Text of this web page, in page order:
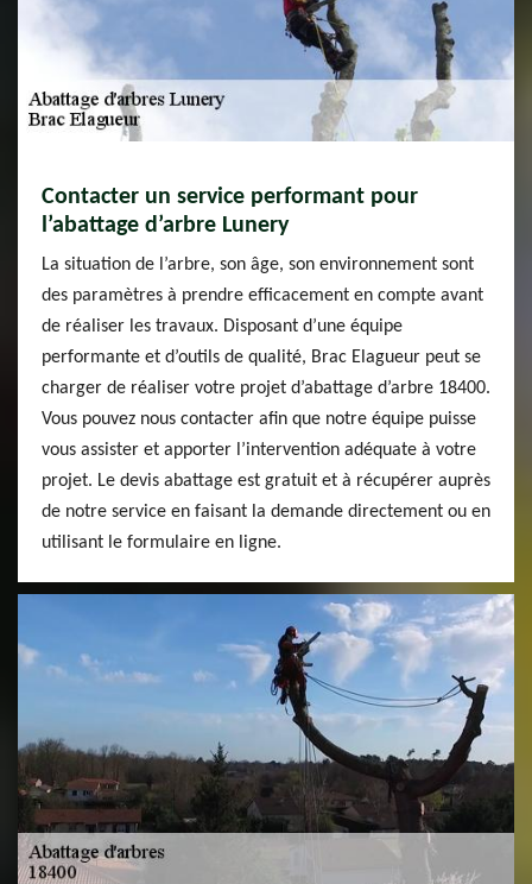
Contacter un service performant pour
l’abattage d’arbre Lunery
La situation de l’arbre, son âge, son environnement sont
des paramètres à prendre efficacement en compte avant
de réaliser les travaux. Disposant d’une équipe
performante et d’outils de qualité, Brac Elagueur peut se
charger de réaliser votre projet d’abattage d’arbre 18400.
Vous pouvez nous contacter afin que notre équipe puisse
vous assister et apporter l’intervention adéquate à votre
projet. Le devis abattage est gratuit et à récupérer auprès
de notre service en faisant la demande directement ou en
utilisant le formulaire en ligne.